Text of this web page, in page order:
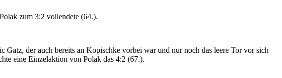
zum 3:2 vollendete (64.).
der auch bereits an Kopischke vorbei war und nur noch das leere Tor vor sich
eine Einzelaktion von Polak das 4:2 (67.).